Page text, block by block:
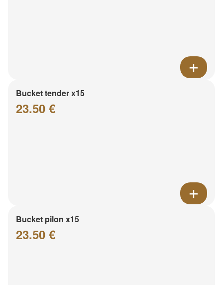
Bucket tender x15
23.50 €
Bucket pilon x15
23.50 €